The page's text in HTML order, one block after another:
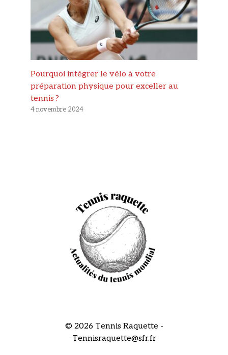
Pourquoi intégrer le vélo à votre
préparation physique pour exceller au
tennis ?
4 novembre 2024
© 2026 Tennis Raquette -
Tennisraquette@sfr.fr